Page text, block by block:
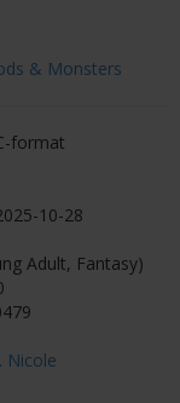
& Monsters
format
10-28
Adult, Fantasy)
Nicole